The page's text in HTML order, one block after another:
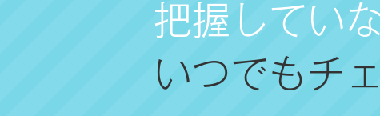
把握してい
いつでもチ